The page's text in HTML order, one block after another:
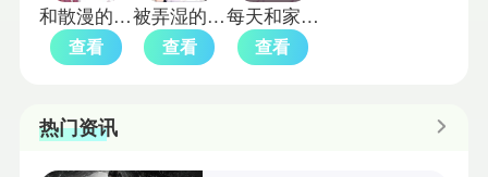
和散漫的同学一起度过生活纸巾盒版
查看
被弄湿的夏天纸巾盒桃子移植
查看
每天和家里蹲妹妹一起的生活纸巾盒
查看
热门资讯